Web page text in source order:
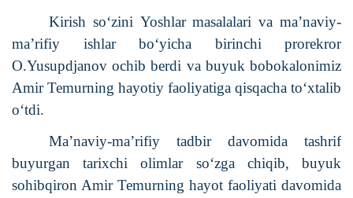
Kirish so‘zini Yoshlar masalalari va ma’naviy-
ma’rifiy ishlar bo‘yicha birinchi prorekror
O.Yusupdjanovochib berdi va buyuk bobokalonimiz
Amir Temurning hayotiy faoliyatiga qisqacha to‘xtalib
o‘tdi.
Ma’naviy-ma’rifiy tadbir davomida tashrif
buyurgan tarixchi olimlar so‘zga chiqib, buyuk
sohibqiron Amir Temurning hayot faoliyati davomida